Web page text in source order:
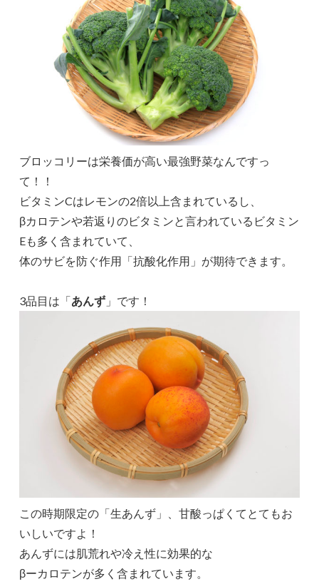
ブロッコリーは栄養価が高い最強野菜なんですっ
て！！
ビタミンCはレモンの2倍以上含まれているし、
βカロテンや若返りのビタミンと言われているビタミン
Eも多く含まれていて、
体のサビを防ぐ作用「抗酸化作用」が期待できます。
3品目は「あんず 」です！
この時期限定の「生あんず」、甘酸っぱくてとてもお
いしいですよ！
あんずには肌荒れや冷え性に効果的な
βーカロテンが多く含まれています。